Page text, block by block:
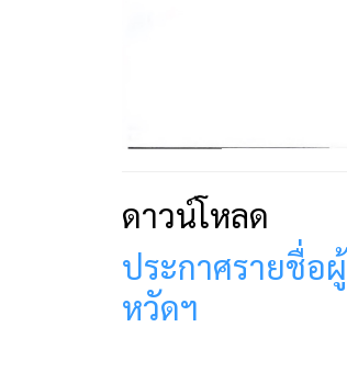
ดาวน์โหลด
ประกาศรายชื่อ
หวัดฯ